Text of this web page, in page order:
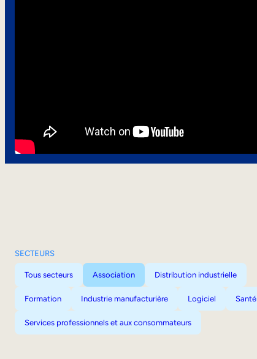
SECTEURS
Tous secteurs Association Distribution industrielle
Formation Industrie manufacturière Logiciel Santé
Services professionnels et aux consommateurs